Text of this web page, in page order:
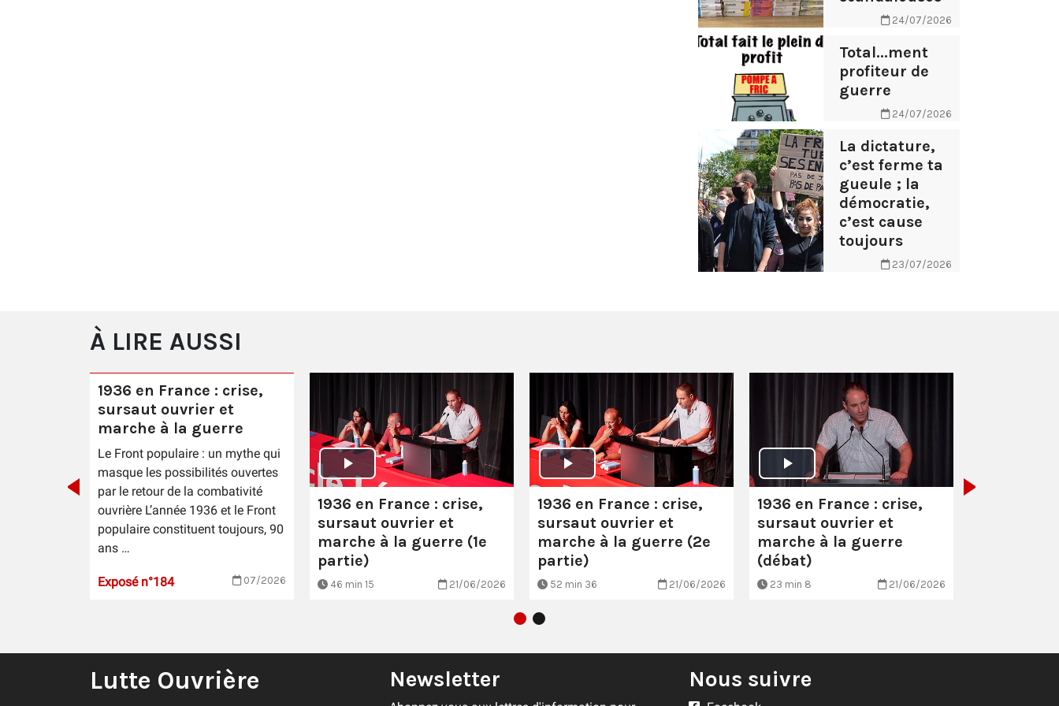
24/07/2026
Total...ment
profiteur de
guerre
24/07/2026
La dictature,
c’est ferme ta
gueule ; la
démocratie,
c’est cause
toujours
23/07/2026
À LIRE AUSSI
1936 en France : crise,
sursaut ouvrier et
marche à la guerre
Le Front populaire : un mythe qui
masque les possibilités ouvertes
par le retour de la combativité
ouvrière L’année 1936 et le Front
populaire constituent toujours, 90
ans …
Exposé n°184 07/2026
1936 en France : crise,
sursaut ouvrier et
marche à la guerre (1e
partie)
46 min 15 21/06/2026
1936 en France : crise,
sursaut ouvrier et
marche à la guerre (2e
partie)
52 min 36 21/06/2026
1936 en France : crise,
sursaut ouvrier et
marche à la guerre
(débat)
23 min 8 21/06/2026
Lutte Ouvrière Newsletter Nous suivre